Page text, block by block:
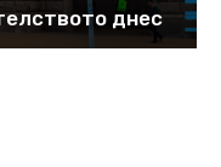
днес